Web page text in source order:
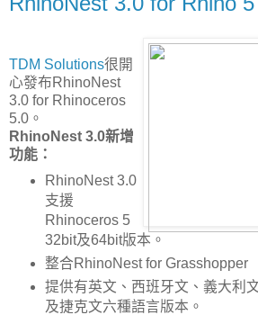
TDM Solutions很開
心發布RhinoNest
3.0 for Rhinoceros
5.0。
RhinoNest 3.0新增
功能：
RhinoNest 3.0
支援
Rhinoceros 5
32bit及64bit版本。
整合RhinoNest for Grasshopper
提供有英文、西班牙文、義大利
及捷克文六種語言版本。